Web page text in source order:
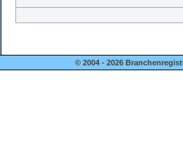
© 2004 - 2026